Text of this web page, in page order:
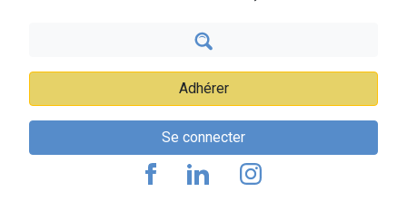
Adhérer
Se connecter